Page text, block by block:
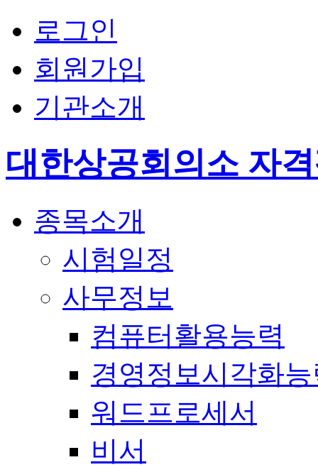
로그인
회원가입
기관소개
대한상공회의소 자
종목소개
시험일정
사무정보
컴퓨터활용능력
경영정보시각화
워드프로세서
비서